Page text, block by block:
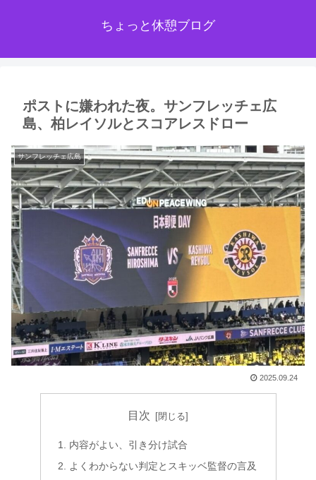
ちょっと休憩ブログ
ポストに嫌われた夜。サンフレッチェ広
島、柏レイソルとスコアレスドロー
サンフレッチェ広島
2025.09.24
目次
内容がよい、引き分け試合
よくわからない判定とスキッベ監督の言及